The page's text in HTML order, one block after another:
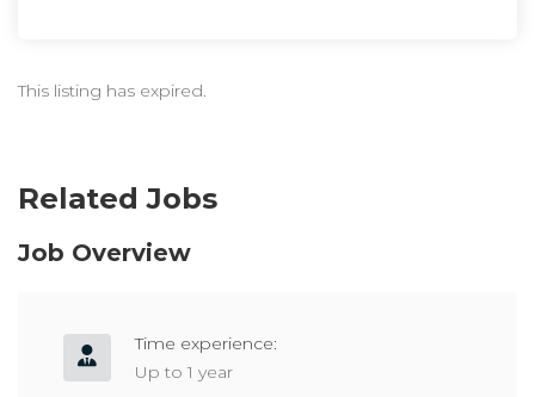
This listing has expired.
Related Jobs
Job Overview
Time experience:
Up to 1 year